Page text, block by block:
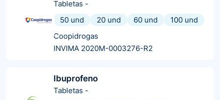
Tabletas -
50 und
20 und 60 und
100 und
Coopidrogas
INVIMA 2020M-0003276-R2
Ibuprofeno
Tabletas -